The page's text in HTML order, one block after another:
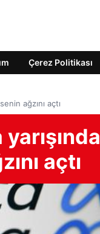
Çerez Politikası
ağzını açtı
açtı